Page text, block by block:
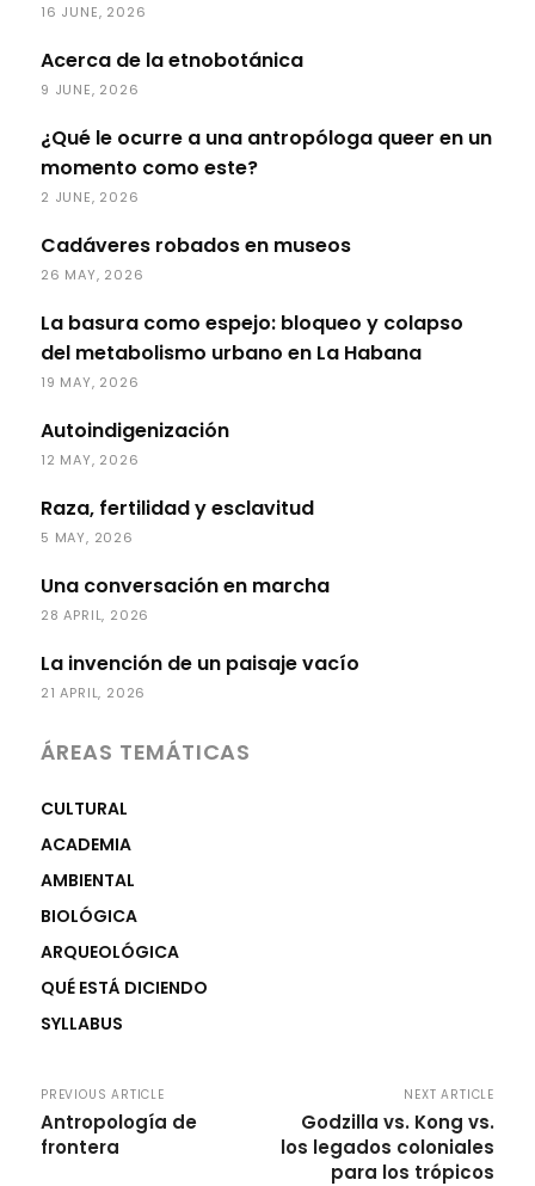
16 JUNE, 2026
Acerca de la etnobotánica
9 JUNE, 2026
¿Qué le ocurre a una antropóloga queer en un
momento como este?
2 JUNE, 2026
Cadáveres robados en museos
26 MAY, 2026
La basura como espejo: bloqueo y colapso
del metabolismo urbano en La Habana
19 MAY, 2026
Autoindigenización
12 MAY, 2026
Raza, fertilidad y esclavitud
5 MAY, 2026
Una conversación en marcha
28 APRIL, 2026
La invención de un paisaje vacío
21 APRIL, 2026
ÁREAS TEMÁTICAS
CULTURAL
ACADEMIA
AMBIENTAL
BIOLÓGICA
ARQUEOLÓGICA
QUÉ ESTÁ DICIENDO
SYLLABUS
PREVIOUS ARTICLE
Antropología de
frontera
NEXT ARTICLE
Godzilla vs. Kong vs.
los legados coloniales
para los trópicos